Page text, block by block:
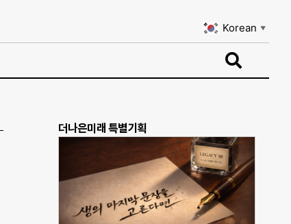
Korean ▼
더나은미래 특별기획